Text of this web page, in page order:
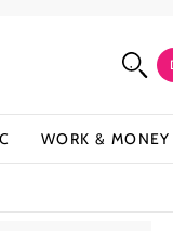
WORK & MONEY